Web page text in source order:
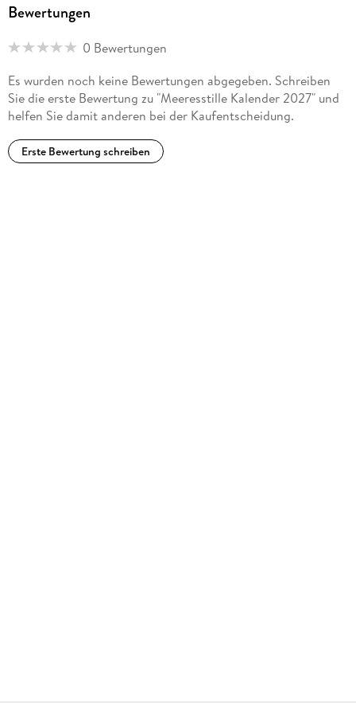
Bewertungen
0 Bewertungen
Es wurden noch keine Bewertungen abgegeben. Schreiben
Sie die erste Bewertung zu "Meeresstille Kalender 2027" und
helfen Sie damit anderen bei der Kaufentscheidung.
Erste Bewertung schreiben